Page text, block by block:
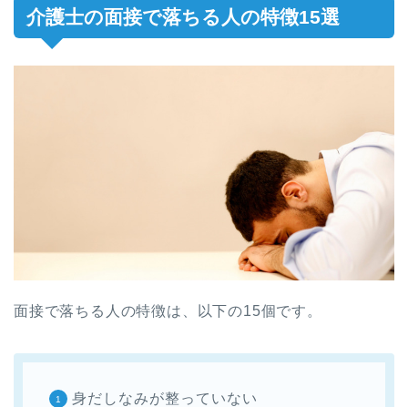
介護士の面接で落ちる人の特徴15選
面接で落ちる人の特徴は、以下の15個です。
身だしなみが整っていない